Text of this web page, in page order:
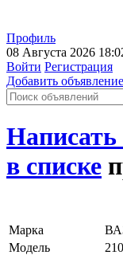
Профиль
08 Августа 2026
Войти Регистрация
Добавить объявление
Написать
в списке
Марка
Модель